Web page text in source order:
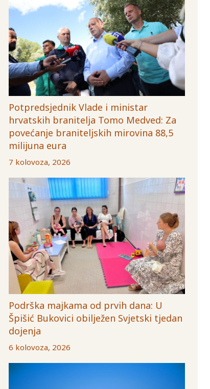
Potpredsjednik Vlade i ministar
hrvatskih branitelja Tomo Medved: Za
povećanje braniteljskih mirovina 88,5
milijuna eura
7 kolovoza, 2026
Podrška majkama od prvih dana: U
Špišić Bukovici obilježen Svjetski tjedan
dojenja
6 kolovoza, 2026